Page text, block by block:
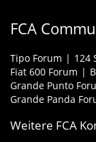
FCA
Tipo Forum 124
Fiat 600 Forum
Grande Punto
Grande Panda
Weitere FCA